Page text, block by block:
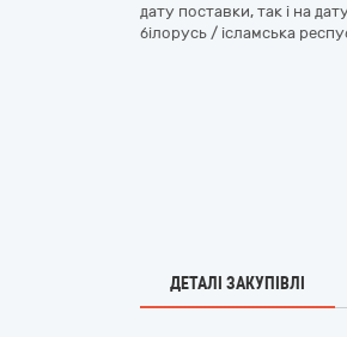
дату поставки, так і на
білорусь / ісламська
ДЕТАЛІ ЗАКУПІВЛІ